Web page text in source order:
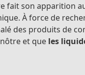
fait son apparition
À force de
des produits de
et que les